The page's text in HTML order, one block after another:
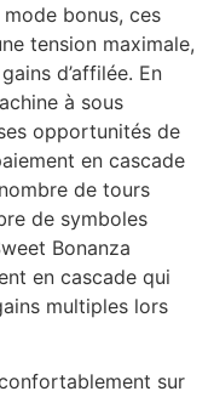
bonus, ces
tension maximale,
d’affilée. En
à sous
opportunités de
en cascade
de tours
de symboles
Bonanza
en cascade qui
multiples lors
sur